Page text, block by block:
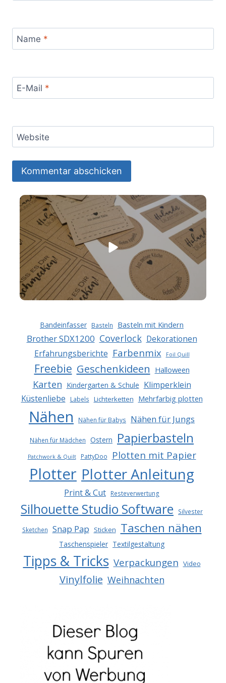
Name *
E-Mail *
Website
Bandeinfasser Basteln Basteln mit Kindern
Brother SDX1200 Coverlock Dekorationen
Erfahrungsberichte Farbenmix Foil Quill
Freebie Geschenkideen Halloween
Karten Kindergarten & Schule Klimperklein
Küstenliebe
Labels Lichterketten Mehrfarbig plotten
Nähen Nähen für Babys Nähen für Jungs
Nähen für Mädchen Ostern Papierbasteln
Patchwork & Quilt PattyDoo Plotten mit Papier
Plotter Plotter Anleitung
Print & Cut Resteverwertung
Silhouette Studio Software Silvester
Sketchen Snap Pap Sticken Taschen nähen
Taschenspieler Textilgestaltung
Tipps & Tricks Verpackungen Video
Vinylfolie Weihnachten